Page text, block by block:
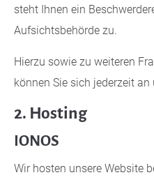
steht Ihnen ein
Aufsichtsbehörde zu.
Hierzu sowie zu weiteren
können Sie sich jederzeit an
2. Hosting
IONOS
Wir hosten unsere Website